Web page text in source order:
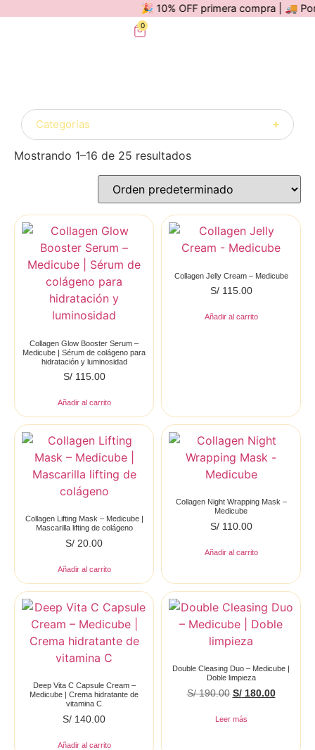
🎉 10% OFF primera compra | 🚚 Por
0
Categorías
Mostrando 1–16 de 25 resultados
Collagen Glow Booster Serum –
Medicube | Sérum de colágeno para
hidratación y luminosidad
S/115.00
Añadir al carrito
Collagen Jelly Cream – Medicube
S/115.00
Añadir al carrito
Collagen Lifting Mask – Medicube |
Mascarilla lifting de colágeno
S/ 20.00
Añadir al carrito
Collagen Night Wrapping Mask –
Medicube
S/110.00
Añadir al carrito
Deep Vita C Capsule Cream –
Medicube | Crema hidratante de
vitamina C
S/ 140.00
Añadir al carrito
Double Cleasing Duo – Medicube |
Doble limpieza
S/190.00 S/180.00
Leer más